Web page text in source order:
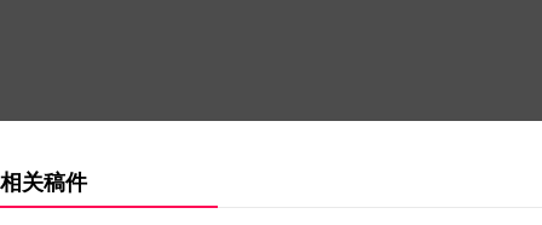
相关稿件